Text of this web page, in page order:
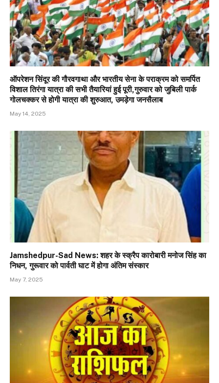
ऑपरेशन सिंदूर की गौरवगाथा और भारतीय सेना के पराक्रम को समर्पित
विशाल तिरंगा यात्रा की सभी तैयारियां हुई पूरी,गुरुवार को जुबिली पार्क
गोलचक्कर से होगी यात्रा की शुरुआत, उमड़ेगा जनसैलाब
May 14, 2025
Jamshedpur-Sad News: शहर के स्क्रैप कारोबारी मनोज सिंह का
निधन, गुरूवार को पार्वती घाट में होगा अंतिम संस्कार
May 7, 2025